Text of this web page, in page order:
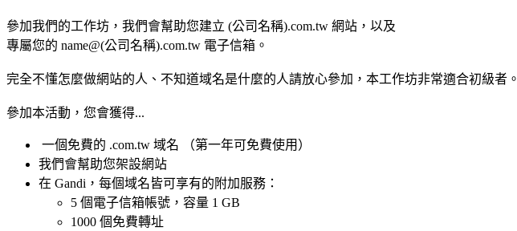
參加我們的工作坊，我們會幫助您建立 (公司名稱).com.tw 網站，以及
專屬您的 name@(公司名稱).com.tw 電子信箱。
完全不懂怎麼做網站的人、不知道域名是什麼的人請放心參加，本工作坊非常適合初級者。
參加本活動，您會獲得...
一個免費的 .com.tw 域名 （第一年可免費使用）
我們會幫助您架設網站
在 Gandi，每個域名皆可享有的附加服務：
5 個電子信箱帳號，容量 1 GB
1000 個免費轉址